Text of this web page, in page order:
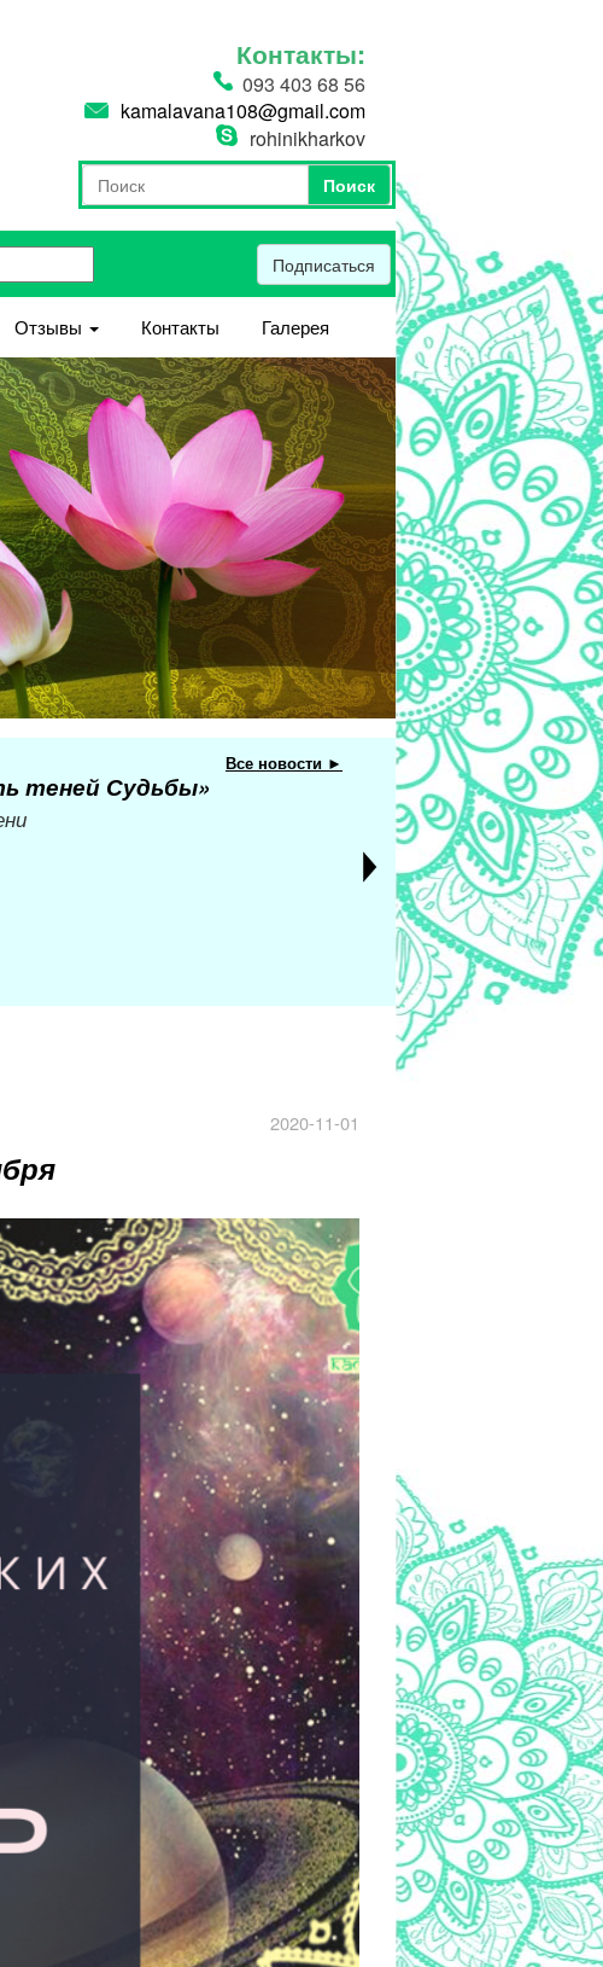
Контакты:
093 403 68 56
kamalavana108@gmail.com
rohinikharkov
Форма поиска
Поиск
Поиск
Подписаться
Отзывы Контакты Галерея
Все новости ►
теней Судьбы»
2020-11-01